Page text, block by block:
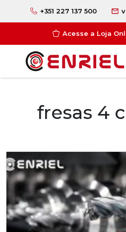
+351 227 137 500
Acesse a Loja
fresas 4